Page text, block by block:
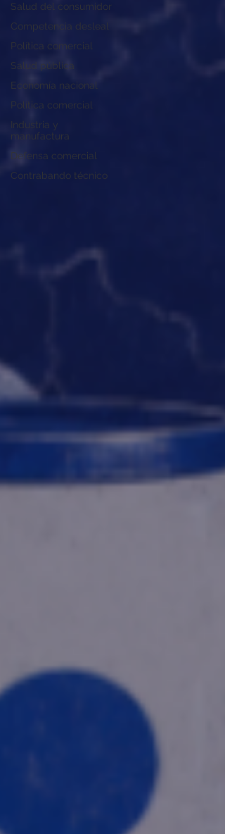
Salud del consumidor
Competencia desleal
Política comercial
Salud pública
Economía nacional
Política comercial
Industria y
manufactura
Defensa comercial
Contrabando técnico